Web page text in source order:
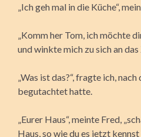
„Ich geh mal in die Küche“,
„Komm her Tom, ich möchte
und winkte mich zu sich an
„Was ist das?“, fragte ich,
begutachtet hatte.
„Eurer Haus“, meinte Fred,
Haus, so wie du es jetzt kennst